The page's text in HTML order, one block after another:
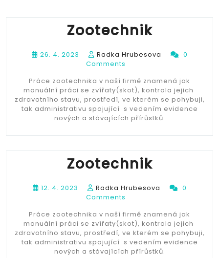
Zootechnik
26. 4. 2023 Radka Hrubesova
0
Comments
Práce zootechnika v naší firmě znamená jak
manuální práci se zvířaty(skot), kontrola jejich
zdravotního stavu, prostředí, ve kterém se pohybuji,
tak administrativu spojující s vedením evidence
nových a stávajících přírůstků.
Zootechnik
12. 4. 2023 Radka Hrubesova
0
Comments
Práce zootechnika v naší firmě znamená jak
manuální práci se zvířaty(skot), kontrola jejich
zdravotního stavu, prostředí, ve kterém se pohybuji,
tak administrativu spojující s vedením evidence
nových a stávajících přírůstků.